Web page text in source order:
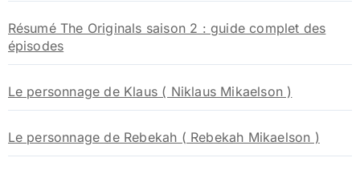
Résumé The Originals saison 2 : guide complet des
épisodes
Le personnage de Klaus ( Niklaus Mikaelson )
Le personnage de Rebekah ( Rebekah Mikaelson )